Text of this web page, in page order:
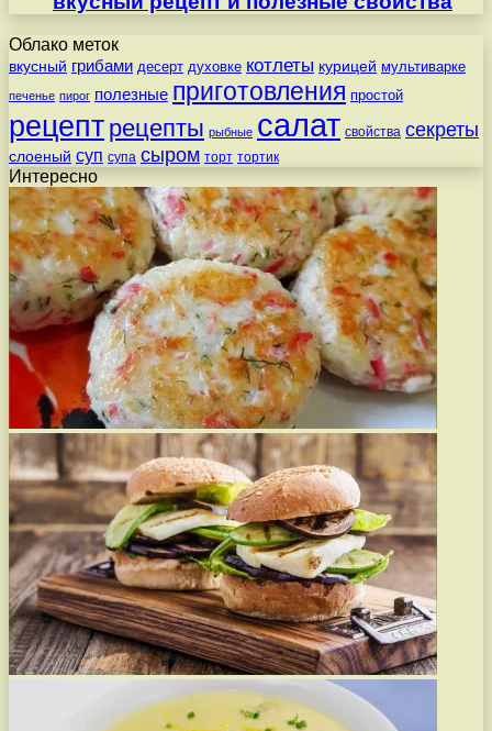
Облако меток
вкусный грибами десерт духовке котлеты курицей мультиварке
печенье пирог полезные приготовления простой
рецепт рецепты рыбные салат свойства секреты
слоеный суп супа сыром торт тортик
Интересно